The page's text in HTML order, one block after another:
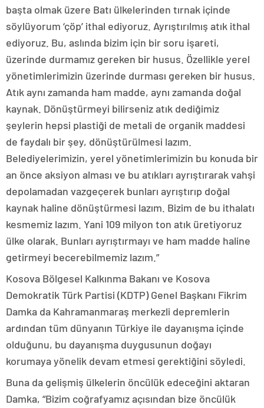
başta olmak üzere Batı ülkelerinden tırnak içinde
söylüyorum ‘çöp’ ithal ediyoruz. Ayrıştırılmış atık ithal
ediyoruz. Bu, aslında bizim için bir soru işareti,
üzerinde durmamız gereken bir husus. Özellikle yerel
yönetimlerimizin üzerinde durması gereken bir husus.
Atık aynı zamanda ham madde, aynı zamanda doğal
kaynak. Dönüştürmeyi bilirseniz atık dediğimiz
şeylerin hepsi plastiği de metali de organik maddesi
de faydalı bir şey, dönüştürülmesi lazım.
Belediyelerimizin, yerel yönetimlerimizin bu konuda bir
an önce aksiyon alması ve bu atıkları ayrıştırarak vahşi
depolamadan vazgeçerek bunları ayrıştırıp doğal
kaynak haline dönüştürmesi lazım. Bizim de bu ithalatı
kesmemiz lazım. Yani 109 milyon ton atık üretiyoruz
ülke olarak. Bunları ayrıştırmayı ve ham madde haline
getirmeyi becerebilmemiz lazım.”
Kosova Bölgesel Kalkınma Bakanı ve Kosova
Demokratik Türk Partisi (KDTP) Genel Başkanı Fikrim
Damka da Kahramanmaraş merkezli depremlerin
ardından tüm dünyanın Türkiye ile dayanışma içinde
olduğunu, bu dayanışma duygusunun doğayı
korumaya yönelik devam etmesi gerektiğini söyledi.
Buna da gelişmiş ülkelerin öncülük edeceğini aktaran
Damka, “Bizim coğrafyamız açısından bize öncülük